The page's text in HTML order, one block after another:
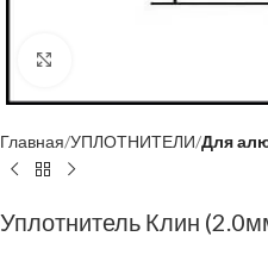
Главная УПЛОТНИТЕЛИ Для
Уплотнитель Клин